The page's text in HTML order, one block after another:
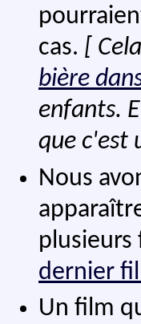
cas. [
bière
enfants.
que c'est
Nous
plusieurs
dernier
Un film